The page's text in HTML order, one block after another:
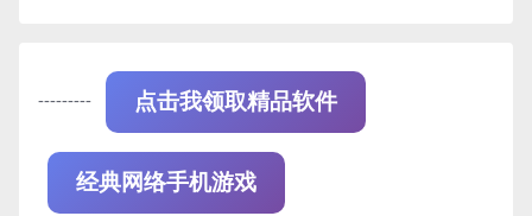
--------- 点击我领取精品软件
经典网络手机游戏